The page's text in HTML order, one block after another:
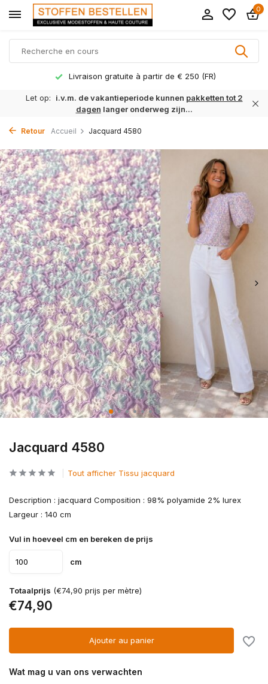
0
Livraison gratuite à partir de € 250 (FR)
Let op: i.v.m. de vakantieperiode kunnen pakketten tot 2
dagen langer onderweg zijn...
Retour Accueil Jacquard 4580
Jacquard 4580
Tout afficher Tissu jacquard
Description : jacquard Composition : 98% polyamide 2% lurex
Largeur : 140 cm
Vul in hoeveel cm en bereken de prijs
cm
Totaalprijs (€74,90 prijs per mètre)
€74,90
Ajouter au panier
Wat mag u van ons verwachten